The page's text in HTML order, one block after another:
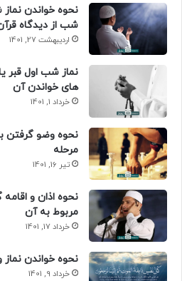
نحوه خواندن
شب از دیدگاه
اردیبهشت 27, 1401
نماز شب اول قبر
های خواندن آن
خرداد 1, 1401
نحوه وضو گرفتن
مرحله
تیر 16, 1401
نحوه اذان و
مربوط به آن
خرداد 17, 1401
نحوه خواندن
خرداد 9, 1401